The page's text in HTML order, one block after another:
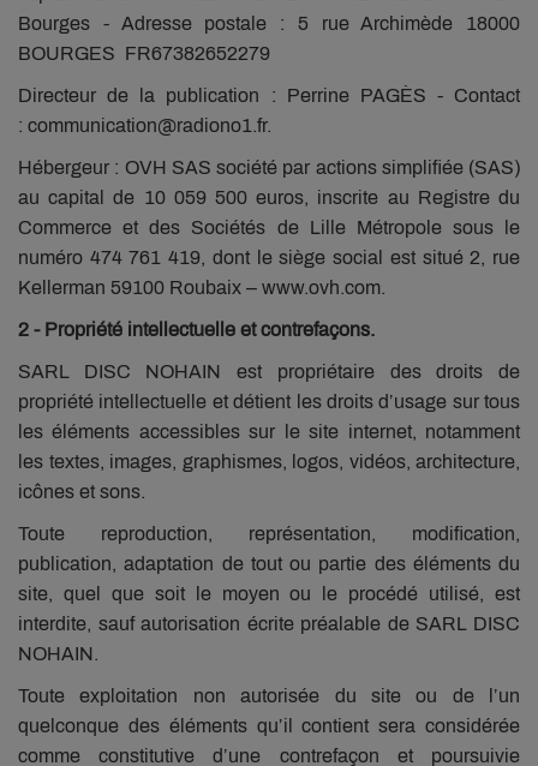
Bourges - Adresse postale : 5 rue Archimède 18000
BOURGES FR67382652279
Directeur de la publication : Perrine PAGÈS - Contact
: communication@radiono1.fr.
Hébergeur : OVH SAS société par actions simplifiée (SAS)
au capital de 10 059 500 euros, inscrite au Registre du
Commerce et des Sociétés de Lille Métropole sous le
numéro 474 761 419, dont le siège social est situé 2, rue
Kellerman 59100 Roubaix – www.ovh.com.
2 - Propriété intellectuelle et contrefaçons.
SARL DISC NOHAIN est propriétaire des droits de
propriété intellectuelle et détient les droits d’usage sur tous
les éléments accessibles sur le site internet, notamment
les textes, images, graphismes, logos, vidéos, architecture,
icônes et sons.
Toute reproduction, représentation, modification,
publication, adaptation de tout ou partie des éléments du
site, quel que soit le moyen ou le procédé utilisé, est
interdite, sauf autorisation écrite préalable de SARL DISC
NOHAIN.
Toute exploitation non autorisée du site ou de l’un
quelconque des éléments qu’il contient sera considérée
comme constitutive d’une contrefaçon et poursuivie